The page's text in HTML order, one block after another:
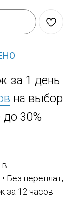
за 1 день
на выбор
30%
в
Без переплат,
за 12 часов